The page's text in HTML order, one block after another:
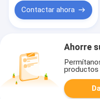
Contactar ahora
Ahorre
productos